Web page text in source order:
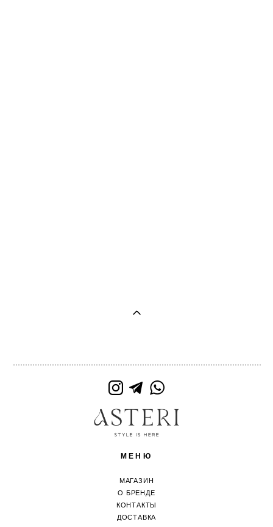
МЕНЮ
МАГАЗИН
О БРЕНДЕ
КОНТАКТЫ
ДОСТАВКА